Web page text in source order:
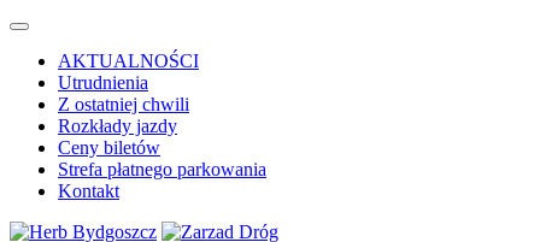
AKTUALNOŚCI
Utrudnienia
Z ostatniej chwili
Rozkłady jazdy
Ceny biletów
Strefa płatnego parkowania
Kontakt